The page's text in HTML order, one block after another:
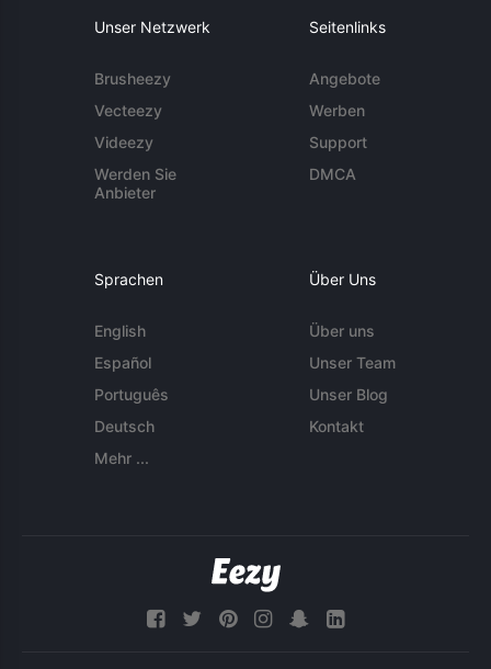
Unser Netzwerk
Brusheezy
Vecteezy
Videezy
Werden Sie
Anbieter
Seitenlinks
Angebote
Werben
Support
DMCA
Sprachen
English
Español
Português
Deutsch
Mehr ...
Über Uns
Über uns
Unser Team
Unser Blog
Kontakt